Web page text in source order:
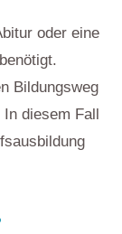
oder eine
Bildungsweg
diesem Fall